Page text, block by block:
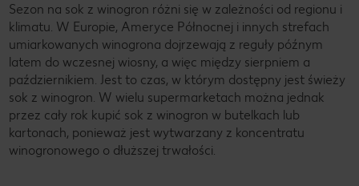
Sezon na sok z winogron różni się w zależności od regionu i
klimatu. W Europie, Ameryce Północnej i innych strefach
umiarkowanych winogrona dojrzewają z reguły późnym
latem do wczesnej wiosny, a więc między sierpniem a
październikiem. Jest to czas, w którym dostępny jest świeży
sok z winogron. W wielu supermarketach można jednak
przez cały rok kupić sok z winogron w butelkach lub
kartonach, ponieważ jest wytwarzany z koncentratu
winogronowego o dłuższej trwałości.